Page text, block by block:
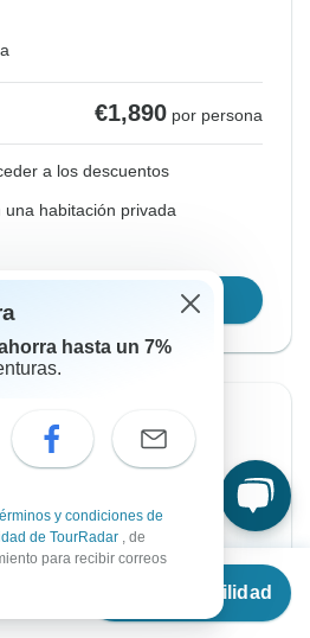
Ver disponibilidad
€1,890 por persona
a los descuentos
una habitación privada
Hasta Lunes
hasta un 7%
y condiciones de
de TourRadar , de
para recibir correos